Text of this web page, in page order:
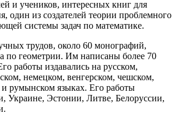
и учеников, интересных книг для
один из создателей теории проблемного
системы задач по математике.
трудов, около 60 монографий,
по геометрии. Им написаны более 70
работы издавались на русском,
немецком, венгерском, чешском,
и румынском языках. Его работы
Украине, Эстонии, Литве, Белоруссии,